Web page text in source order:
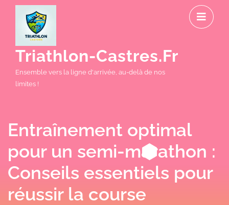
Triathlon-Castres.fr
Ensemble vers la ligne d'arrivée, au-delà de nos
limites !
Entraînement optimal
pour un semi-marathon :
Conseils essentiels pour
réussir la course